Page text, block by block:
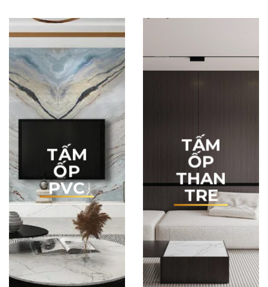
ỐP TƯỜNG - ỐP TRẦN
TẤM
ỐP
PVC
TẤM
ỐP
THAN
TRE